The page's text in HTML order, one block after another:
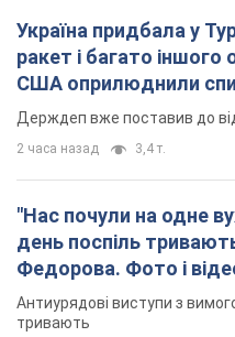
Україна придбала у
ракет і багато
США оприлюднили
Держдеп вже поставив до
2 часа назад 3,4 т.
"Нас почули на одне
день поспіль
Федорова. Фото і
Антиурядові виступи з
тривають